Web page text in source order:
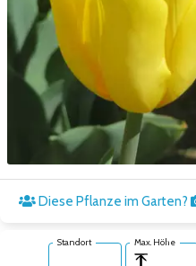
Diese Pflanze im Garten?
Standort Max. Höhe